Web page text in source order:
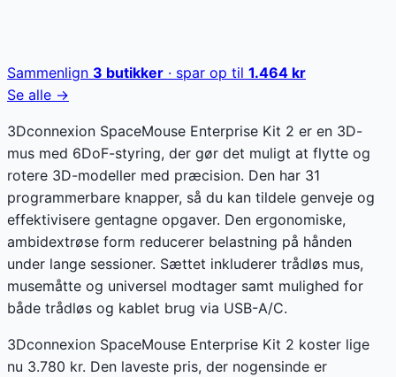
Sammenlign 3 butikker · spar op til 1.464 kr
Se alle →
3Dconnexion SpaceMouse Enterprise Kit 2 er en 3D-
mus med 6DoF-styring, der gør det muligt at flytte og
rotere 3D-modeller med præcision. Den har 31
programmerbare knapper, så du kan tildele genveje og
effektivisere gentagne opgaver. Den ergonomiske,
ambidextrøse form reducerer belastning på hånden
under lange sessioner. Sættet inkluderer trådløs mus,
musemåtte og universel modtager samt mulighed for
både trådløs og kablet brug via USB-A/C.
3Dconnexion SpaceMouse Enterprise Kit 2 koster lige
nu 3.780 kr. Den laveste pris, der nogensinde er